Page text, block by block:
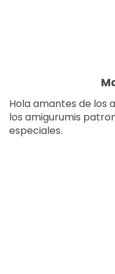
Hola amantes de los
los amigurumis
especiales.